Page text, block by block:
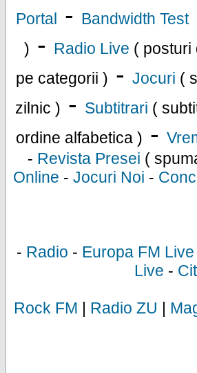
Portal - Bandwidth Test
) - Radio Live ( posturi
pe categorii ) - Jocuri (
zilnic ) - Subtitrari (
ordine alfabetica ) -
- Revista Presei (
Online - Jocuri Noi -
- Radio - Europa FM Live
Live -
Rock FM | Radio ZU |